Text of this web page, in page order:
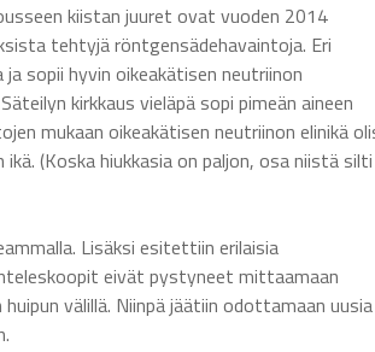
kiistan juuret ovat vuoden 2014
tehtyjä röntgensädehavaintoja. Eri
sopii hyvin oikeakätisen neutriinon
kirkkaus vieläpä sopi pimeän aineen
mukaan oikeakätisen neutriinon elinikä
(Koska hiukkasia on paljon, osa niistä silti
Lisäksi esitettiin erilaisia
eivät pystyneet mittaamaan
välillä. Niinpä jäätiin odottamaan uusia